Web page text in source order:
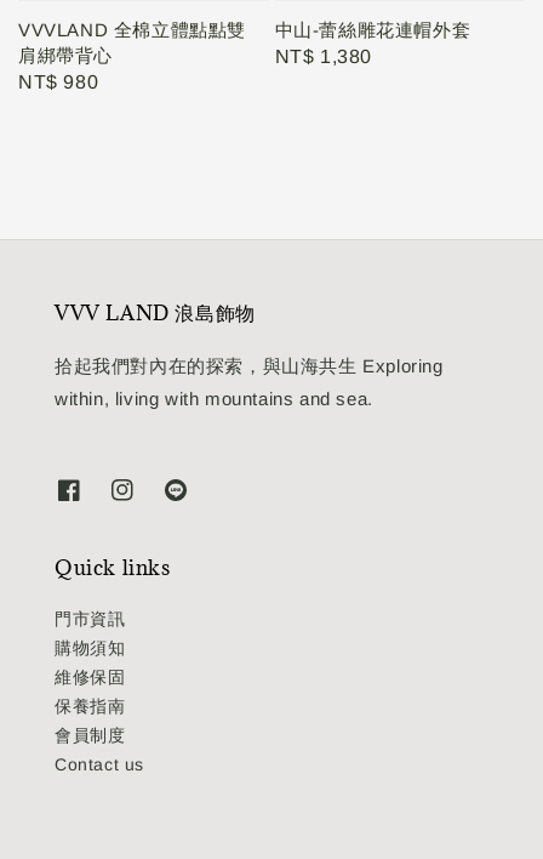
VVVLAND 全棉立體點點雙
肩綁帶背心
Regular
NT$ 980
中山-蕾絲雕花連帽外套
Regular
NT$ 1,380
VVV LAND 浪島飾物
拾起我們對內在的探索，與山海共生 Exploring
within, living with mountains and sea.
Quick links
門市資訊
購物須知
維修保固
保養指南
會員制度
Contact us